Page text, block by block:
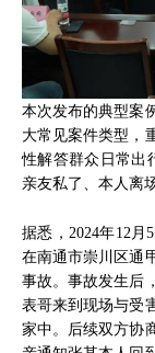
本次发布的典型案
大常见案件类型，
性解答群众日常出
亲友私了、本人离
据悉，2024年12月
在南通市崇川区通
事故。事故发生后
表哥来到现场与受
家中。后续双方协